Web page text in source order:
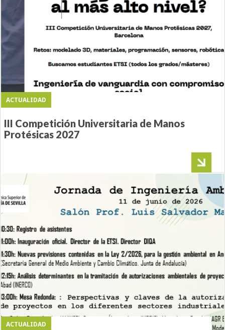
ACTUALIDAD
III Competición Universitaria de Manos
Protésicas 2027
ACTUALIDAD